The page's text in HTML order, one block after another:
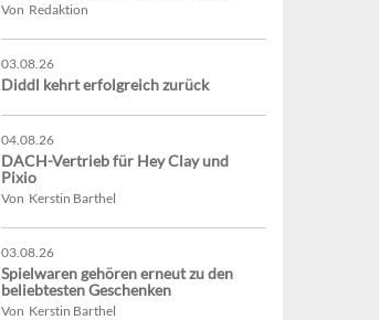
Von Redaktion
03.08.26
Diddl kehrt erfolgreich zurück
04.08.26
DACH-Vertrieb für Hey Clay und
Pixio
Von Kerstin Barthel
03.08.26
Spielwaren gehören erneut zu den
beliebtesten Geschenken
Von Kerstin Barthel